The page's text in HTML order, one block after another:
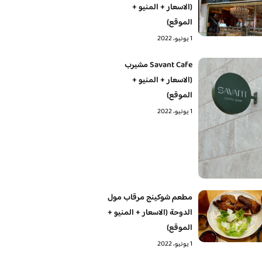
(الاسعار + المنيو +
الموقع)
1 يونيو، 2022
Savant Cafe مشيرب
(الاسعار + المنيو +
الموقع)
1 يونيو، 2022
مطعم شوكينج مرقاب مول
الدوحة (الاسعار + المنيو +
الموقع)
1 يونيو، 2022